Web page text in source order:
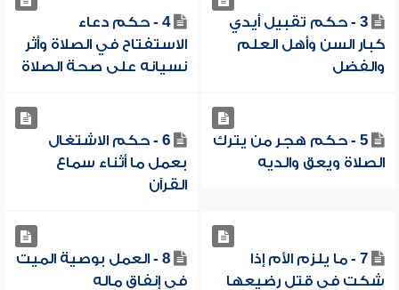
3 - حكم تقبيل أيدي
كبار السن وأهل العلم
والفضل
4 - حكم دعاء
الاستفتاح في الصلاة وأثر
نسيانه على صحة الصلاة
5 - حكم هجر من يترك
الصلاة ويعق والديه
6 - حكم الاشتغال
بعمل ما أثناء سماع
القرآن
7 - ما يلزم الأم إذا
شكت في قتل رضيعها
8 - العمل بوصية الميت
في إنفاق ماله